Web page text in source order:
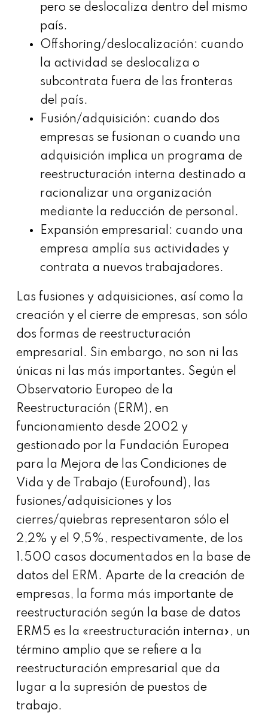
pero se deslocaliza dentro del mismo
país.
Offshoring/deslocalización: cuando
la actividad se deslocaliza o
subcontrata fuera de las fronteras
del país.
Fusión/adquisición: cuando dos
empresas se fusionan o cuando una
adquisición implica un programa de
reestructuración interna destinado a
racionalizar una organización
mediante la reducción de personal.
Expansión empresarial: cuando una
empresa amplía sus actividades y
contrata a nuevos trabajadores.
Las fusiones y adquisiciones, así como la
creación y el cierre de empresas, son sólo
dos formas de reestructuración
empresarial. Sin embargo, no son ni las
únicas ni las más importantes. Según el
Observatorio Europeo de la
Reestructuración (ERM), en
funcionamiento desde 2002 y
gestionado por la Fundación Europea
para la Mejora de las Condiciones de
Vida y de Trabajo (Eurofound), las
fusiones/adquisiciones y los
cierres/quiebras representaron sólo el
2,2% y el 9,5%, respectivamente, de los
1.500 casos documentados en la base de
datos del ERM. Aparte de la creación de
empresas, la forma más importante de
reestructuración según la base de datos
ERM5 es la «reestructuración interna», un
término amplio que se refiere a la
reestructuración empresarial que da
lugar a la supresión de puestos de
trabajo.